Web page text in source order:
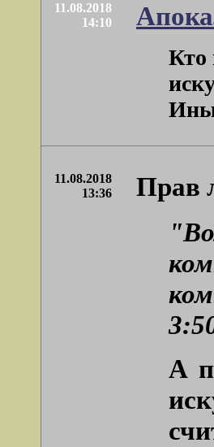
11.08.2018
14:10
Кто
11.08.2018
13:36
Прав
А